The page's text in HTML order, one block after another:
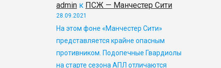
admin к ПСЖ — Манчестер Сити
28.09.2021
На этом фоне «Манчестер Сити»
представляется крайне опасным
противником. Подопечные Гвардиолы
на старте сезона АПЛ отличаются